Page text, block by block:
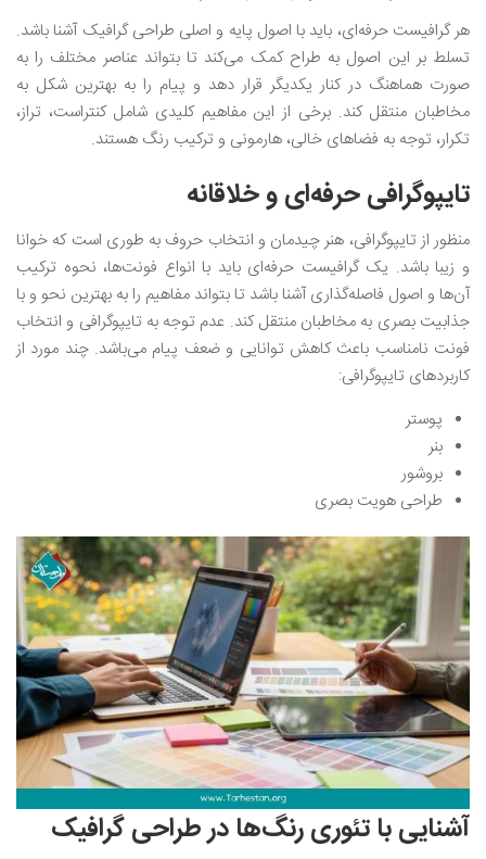
هر گرافیست حرفه‌ای، باید با اصول پایه و اصلی طراحی گرافیک آشنا باشد.
تسلط بر این اصول به طراح کمک می‌کند تا بتواند عناصر مختلف را به
صورت هماهنگ در کنار یکدیگر قرار دهد و پیام را به بهترین شکل به
مخاطبان منتقل کند. برخی از این مفاهیم کلیدی شامل کنتراست، تراز،
تکرار، توجه به فضاهای خالی، هارمونی و ترکیب رنگ هستند.
تایپوگرافی حرفه‌ای و خلاقانه
منظور از تایپوگرافی، هنر چیدمان و انتخاب حروف به طوری است که خوانا
و زیبا باشد. یک گرافیست حرفه‌ای باید با انواع فونت‌ها، نحوه ترکیب
آن‌ها و اصول فاصله‌گذاری آشنا باشد تا بتواند مفاهیم را به بهترین نحو و با
جذابیت بصری به مخاطبان منتقل کند. عدم توجه به تایپوگرافی و انتخاب
فونت نامناسب باعث کاهش توانایی و ضعف پیام می‌باشد. چند مورد از
کاربردهای تایپوگرافی:
پوستر
بنر
بروشور
طراحی هویت بصری
آشنایی با تئوری رنگ‌ها در طراحی گرافیک